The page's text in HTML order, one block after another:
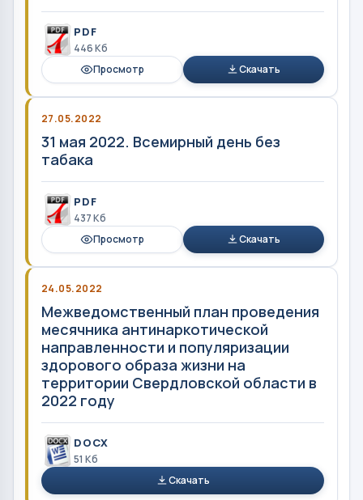
PDF
446 Кб
Просмотр
Скачать
27.05.2022
31 мая 2022. Всемирный день без
табака
PDF
437 Кб
Просмотр
Скачать
24.05.2022
Межведомственный план проведения
месячника антинаркотической
направленности и популяризации
здорового образа жизни на
территории Свердловской области в
2022 году
DOCX
51 Кб
Скачать